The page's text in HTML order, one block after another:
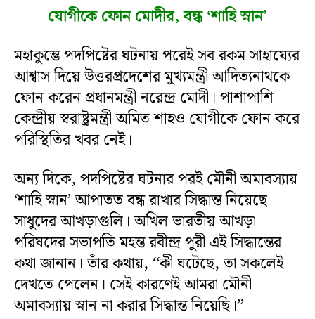
যোগীকে ফোন মোদীর, বন্ধ ‘শাহি স্নান’
মহাকুম্ভে পদপিষ্টের ঘটনায় পরেই সব রকম সাহায্যের
আশ্বাস দিয়ে উত্তরপ্রদেশের মুখ্যমন্ত্রী আদিত্যনাথকে
ফোন করেন প্রধানমন্ত্রী নরেন্দ্র মোদী। পাশাপাশি
কেন্দ্রীয় স্বরাষ্ট্রমন্ত্রী অমিত শাহও যোগীকে ফোন করে
পরিস্থিতির খবর নেই।
অন্য দিকে, পদপিষ্টের ঘটনার পরই মৌনী অমাবস্যায়
‘শাহি স্নান’ আপাতত বন্ধ রাখার সিদ্ধান্ত নিয়েছে
সাধুদের আখড়াগুলি। অখিল ভারতীয় আখড়া
পরিষদের সভাপতি মহন্ত রবীন্দ্র পুরী এই সিদ্ধান্তের
কথা জানান। তাঁর কথায়, ‘‘কী ঘটেছে, তা সকলেই
দেখতে পেলেন। সেই কারণেই আমরা মৌনী
অমাবস্যায় স্নান না করার সিদ্ধান্ত নিয়েছি।’’